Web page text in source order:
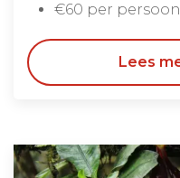
€60 per persoon
Lees